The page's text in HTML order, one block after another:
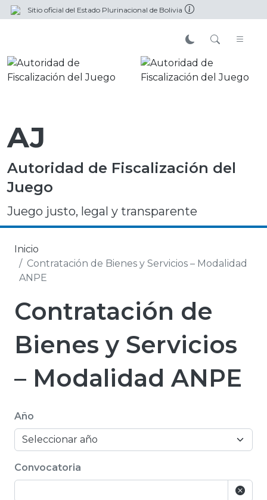
Sitio oficial del Estado Plurinacional de Bolivia
AJ
Autoridad de Fiscalización del
Juego
Juego justo, legal y transparente
Inicio
Contratación de Bienes y Servicios – Modalidad
ANPE
Contratación de
Bienes y Servicios
– Modalidad ANPE
Año
Convocatoria